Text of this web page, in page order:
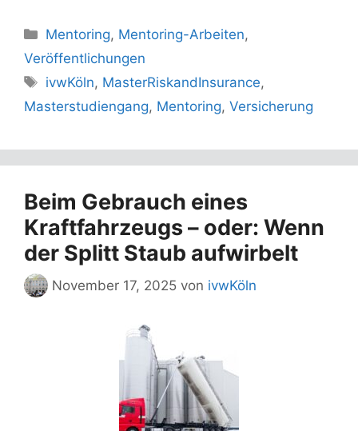
Kategorien
Mentoring, Mentoring-Arbeiten,
Veröffentlichungen
Schlagwörter
ivwKöln, MasterRiskandInsurance,
Masterstudiengang, Mentoring, Versicherung
Beim Gebrauch eines
Kraftfahrzeugs – oder: Wenn
der Splitt Staub aufwirbelt
November 17, 2025 von ivwKöln